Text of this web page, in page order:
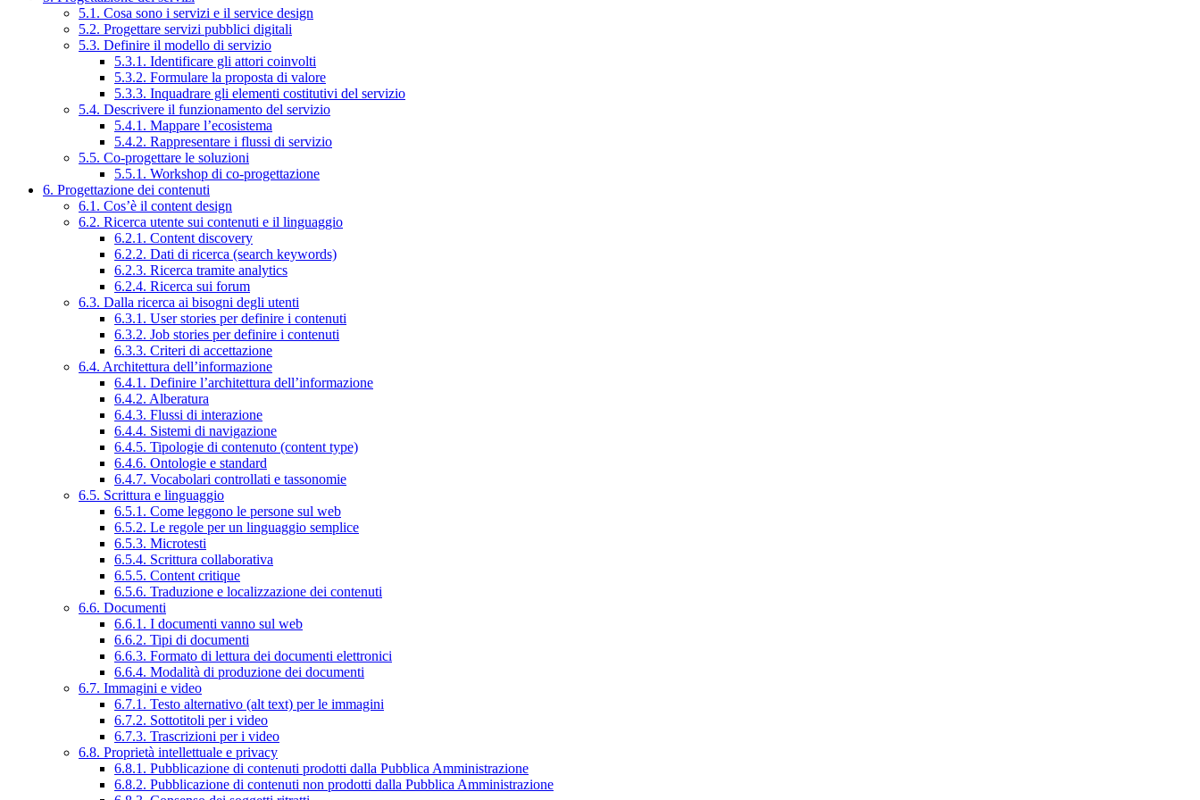
5.1. Cosa sono i servizi e il service design
5.2. Progettare servizi pubblici digitali
5.3. Definire il modello di servizio
5.3.1. Identificare gli attori coinvolti
5.3.2. Formulare la proposta di valore
5.3.3. Inquadrare gli elementi costitutivi del servizio
5.4. Descrivere il funzionamento del servizio
5.4.1. Mappare l’ecosistema
5.4.2. Rappresentare i flussi di servizio
5.5. Co-progettare le soluzioni
5.5.1. Workshop di co-progettazione
6. Progettazione dei contenuti
6.1. Cos’è il content design
6.2. Ricerca utente sui contenuti e il linguaggio
6.2.1. Content discovery
6.2.2. Dati di ricerca (search keywords)
6.2.3. Ricerca tramite analytics
6.2.4. Ricerca sui forum
6.3. Dalla ricerca ai bisogni degli utenti
6.3.1. User stories per definire i contenuti
6.3.2. Job stories per definire i contenuti
6.3.3. Criteri di accettazione
6.4. Architettura dell’informazione
6.4.1. Definire l’architettura dell’informazione
6.4.2. Alberatura
6.4.3. Flussi di interazione
6.4.4. Sistemi di navigazione
6.4.5. Tipologie di contenuto (content type)
6.4.6. Ontologie e standard
6.4.7. Vocabolari controllati e tassonomie
6.5. Scrittura e linguaggio
6.5.1. Come leggono le persone sul web
6.5.2. Le regole per un linguaggio semplice
6.5.3. Microtesti
6.5.4. Scrittura collaborativa
6.5.5. Content critique
6.5.6. Traduzione e localizzazione dei contenuti
6.6. Documenti
6.6.1. I documenti vanno sul web
6.6.2. Tipi di documenti
6.6.3. Formato di lettura dei documenti elettronici
6.6.4. Modalità di produzione dei documenti
6.7. Immagini e video
6.7.1. Testo alternativo (alt text) per le immagini
6.7.2. Sottotitoli per i video
6.7.3. Trascrizioni per i video
6.8. Proprietà intellettuale e privacy
6.8.1. Pubblicazione di contenuti prodotti dalla Pubblica Amministrazione
6.8.2. Pubblicazione di contenuti non prodotti dalla Pubblica Amministrazione